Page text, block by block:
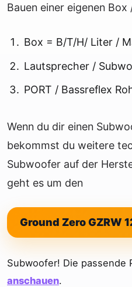
Bauen einer eigenen
Box = B/T/H/ Liter /
Lautsprecher /
PORT / Bassreflex
Wenn du dir einen
bekommst du weitere
Subwoofer auf der
geht es um den
Ground Zero GZRW
Subwoofer! Die passende
anschauen.